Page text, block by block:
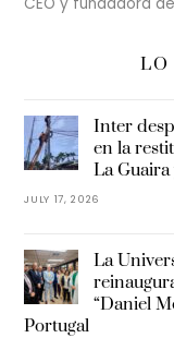
LO
Inter
en la
La Guaira
JULY 17, 2026
La
“Daniel
Portugal